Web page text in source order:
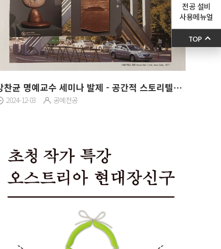
강찬균 명예교수 세미나 발제 - 공간적 스토리텔링으로서의 공예작업
2024-12-03 공예전공
전공 설비
사용메뉴얼
TOP